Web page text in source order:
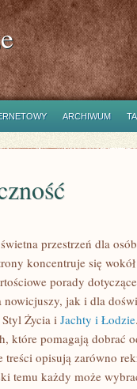
ARCHIWUM
przestrzeń dla
koncentruje się
porady
jak i dla
Życia i Jachty i Łodzie
które pomagają dobrać
opisują zarówno
temu każdy może